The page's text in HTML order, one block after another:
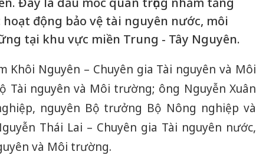
động bảo vệ tài nguyên nước, môi
tại khu vực miền Trung - Tây Nguyên.
Khôi Nguyên – Chuyên gia Tài nguyên và Môi
Tài nguyên và Môi trường; ông Nguyễn Xuân
nguyên Bộ trưởng Bộ Nông nghiệp và
Thái Lai – Chuyên gia Tài nguyên nước,
và Môi trường.